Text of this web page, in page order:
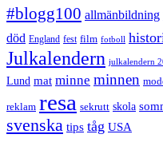
#blogg100 allmänbildning
död England fest film fotboll
Julkalendern julkalendern
Lund mat minne minnen
reklam resa sekrutt skola
svenska tips tåg USA